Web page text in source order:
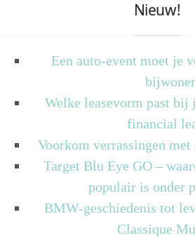
Nieuw!
Een auto-event moet je
Welke leasevorm past
financial
Voorkom verrassingen met
Target Blu Eye GO –
populair is onder
BMW-geschiedenis tot
Classique